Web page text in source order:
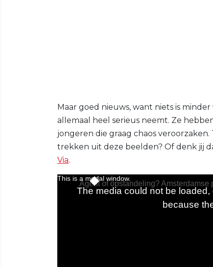
Maar goed nieuws, want niets is
allemaal heel serieus neemt. Ze
jongeren die graag chaos
trekken uit deze beelden? Of denk jij
Via.